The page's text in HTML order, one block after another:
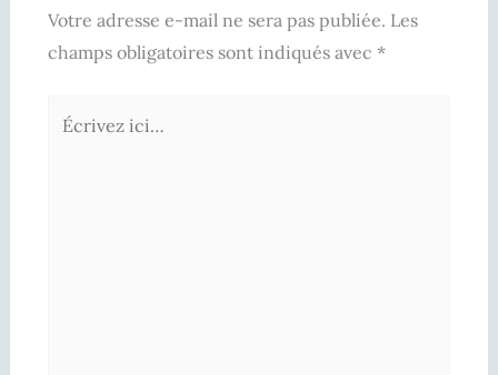
Votre adresse e-mail ne sera pas publiée. Les
champs obligatoires sont indiqués avec *
Écrivez